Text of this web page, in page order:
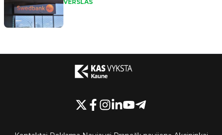
VERSLAS